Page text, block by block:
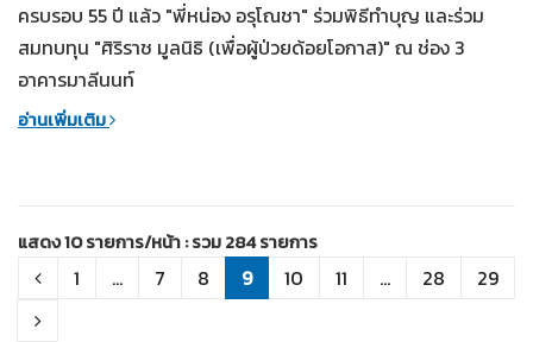
ครบรอบ 55 ปี แล้ว "พี่หน่อง อรุโณชา" ร่วมพิธีทำบุญ และร่วม
สมทบทุน "ศิริราช มูลนิธิ (เพื่อผู้ป่วยด้อยโอกาส)" ณ ช่อง 3
อาคารมาลีนนท์
อ่านเพิ่มเติม
แสดง 10 รายการ/หน้า : รวม 284 รายการ
1 ... 7 8 9 10 11 ... 28 29